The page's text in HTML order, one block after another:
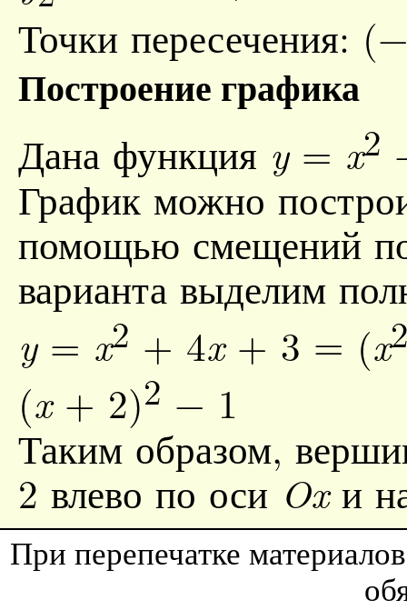
Точки пересечения:
Построение графика
Дана функция y= x2
График можно
помощью смещений
варианта выделим
y= x2 + 4x+ 3 = (x
(x+ 2)2 − 1
Таким образом,
2 влево по оси Oxи
При перепечатке